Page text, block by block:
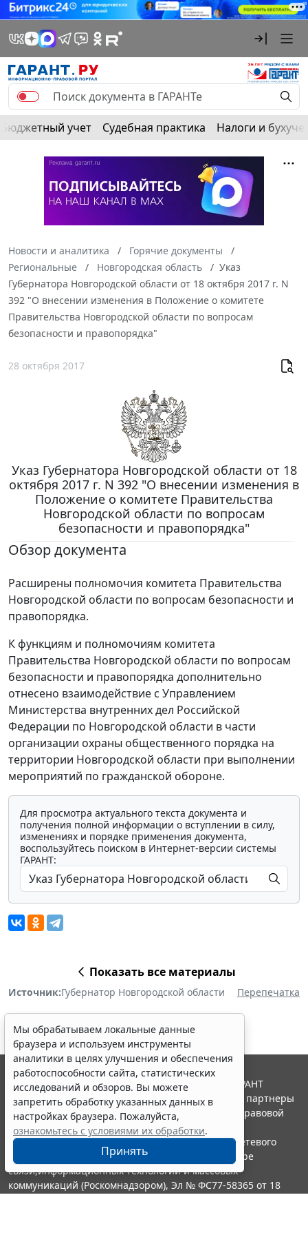
Бюджетный учет Судебная практика Налоги и
Новости и аналитика
Горячие документы
Региональные
Новгородская область
Указ
Губернатора Новгородской области от 18 октября 2017 г. N
392 "О внесении изменения в Положение о комитете
Правительства Новгородской области по вопросам
безопасности и правопорядка"
28 октября 2017
Указ Губернатора Новгородской области от 18
октября 2017 г. N 392 "О внесении изменения в
Положение о комитете Правительства
Новгородской области по вопросам
безопасности и правопорядка"
Обзор документа
Расширены полномочия комитета Правительства
Новгородской области по вопросам безопасности и
правопорядка.
К функциям и полномочиям комитета
Правительства Новгородской области по вопросам
безопасности и правопорядка дополнительно
отнесено взаимодействие с Управлением
Министерства внутренних дел Российской
Федерации по Новгородской области в части
организации охраны общественного порядка на
территории Новгородской области при выполнении
мероприятий по гражданской обороне.
Для просмотра актуального текста документа и
получения полной информации о вступлении в силу,
изменениях и порядке применения документа,
воспользуйтесь поиском в Интернет-версии системы
ГАРАНТ:
Показать все материалы
Источник:Губернатор Новгородской области Перепечатка
Мы обрабатываем локальные данные
браузера и используем инструменты
аналитики в целях улучшения и обеспечения
работоспособности сайта, статистических
исследований и обзоров. Вы можете
запретить обработку указанных данных в
настройках браузера. Пожалуйста,
ознакомьтесь с условиями их обработки.
Принять
© ООО "НПП "ГАРАНТ-СЕРВИС", 2026. Система ГАРАНТ
выпускается с 1990 года. Компания "Гарант" и ее партнеры
являются участниками Российской ассоциации правовой
информации ГАРАНТ.
Портал ГАРАНТ.РУ зарегистрирован в качестве сетевого
издания Федеральной службой по надзору в сфере
связи,информационных технологий и массовых
коммуникаций (Роскомнадзором), Эл № ФС77-58365 от 18